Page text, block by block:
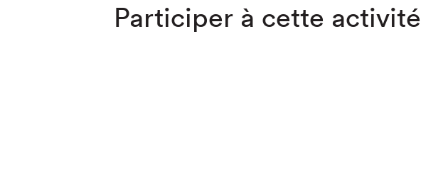
Participer à cette activité